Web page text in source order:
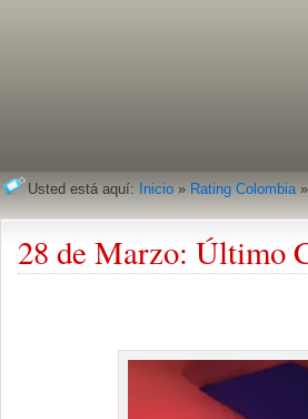
Usted está aquí: Inicio » Rating Colombia»
28 de Marzo: Último